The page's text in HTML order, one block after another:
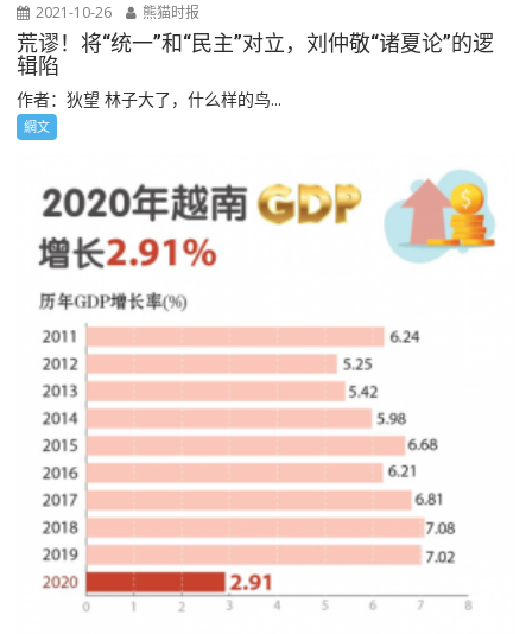
2021-10-26 熊猫时报
荒谬！将“统一”和“民主”对立，刘仲敬“诸夏论”的逻
辑陷
作者：狄望 林子大了，什么样的鸟...
網文